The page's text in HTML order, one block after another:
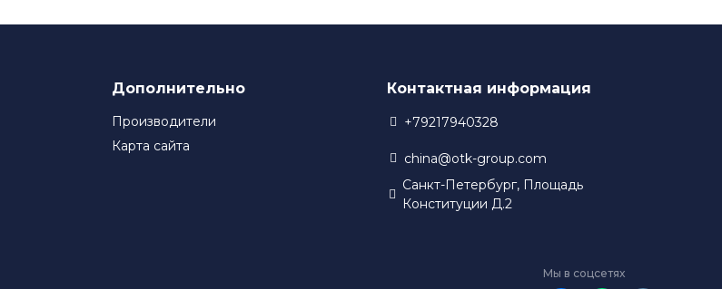
Дополнительно
Производители
Карта сайта
Контактная информация
+79217940328
china@otk-group.com
Санкт-Петербург, Площадь
Конституции Д.2
Мы в соцсетях